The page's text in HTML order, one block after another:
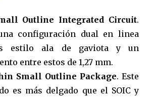
Outline Integrated Circuit.
configuración dual en linea
estilo ala de gaviota y un
entre estos de 1,27 mm.
Small Outline Package. Este
es más delgado que el SOIC y